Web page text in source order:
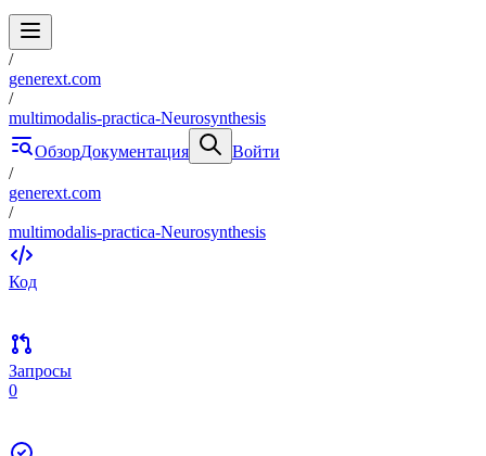
/
generext.com
/
multimodalis-practica-Neurosynthesis
ОбзорДокументация
Войти
/
generext.com
/
multimodalis-practica-Neurosynthesis
Код
Запросы
0